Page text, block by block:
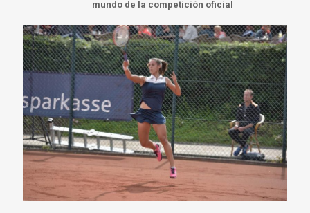
mundo de la competición oficial